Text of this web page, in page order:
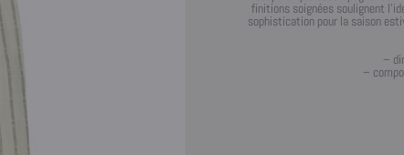
finitions soignées soulignent
sophistication pour la saison
–
–